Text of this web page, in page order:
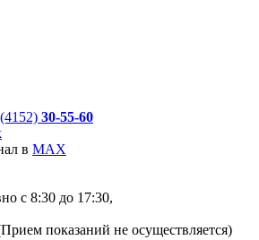
30-55-60
в MAX
с 8:30 до 17:30,
показаний не осуществляется)